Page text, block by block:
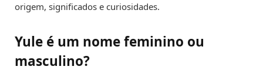
origem, significados e curiosidades.
Yule é um nome feminino ou
masculino?